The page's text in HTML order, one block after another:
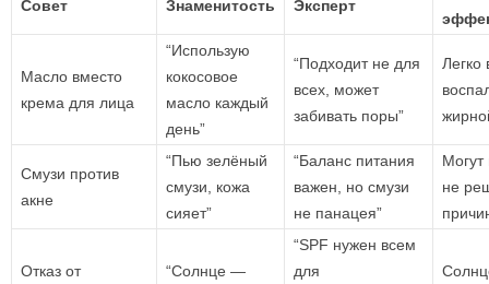
Совет Знаменитость Эксперт
Масло вместо
крема для лица
“Использую
кокосовое
масло каждый
день”
“Подходит не для
всех, может
забивать поры”
Легко
Смузи против
акне
“Пью зелёный
смузи, кожа
сияет”
“Баланс питания
важен, но смузи
не панацея”
не
Отказ от
“Солнце —
“SPF нужен всем
для